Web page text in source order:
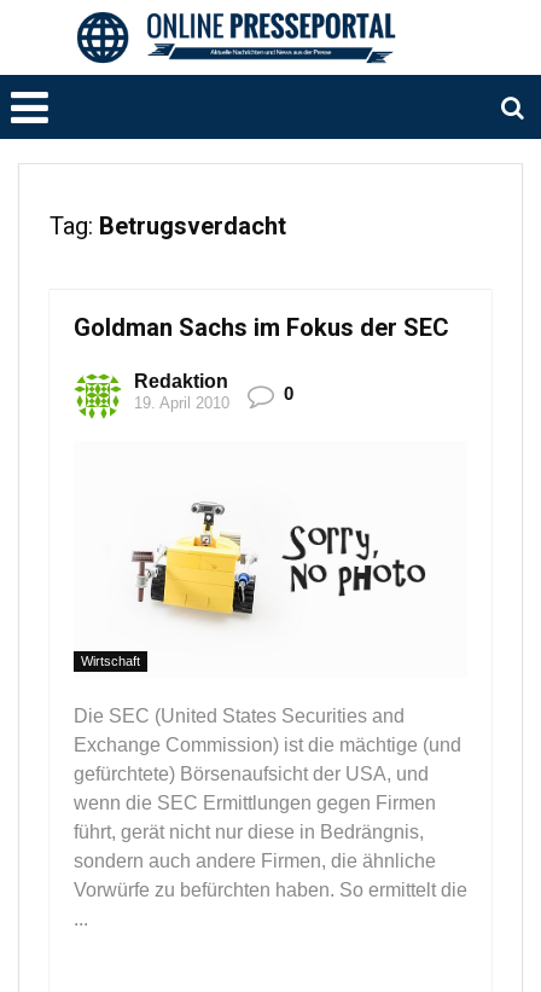
Tag: Betrugsverdacht
Goldman Sachs im Fokus der SEC
Redaktion
19. April 2010 0
Wirtschaft
Die SEC (United States Securities and
Exchange Commission) ist die mächtige (und
gefürchtete) Börsenaufsicht der USA, und
wenn die SEC Ermittlungen gegen Firmen
führt, gerät nicht nur diese in Bedrängnis,
sondern auch andere Firmen, die ähnliche
Vorwürfe zu befürchten haben. So ermittelt die
...